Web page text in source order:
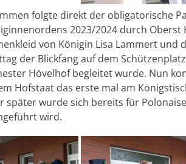
folgte direkt der obligatorische
2023/2024 durch Oberst
von Königin Lisa Lammert
der Blickfang auf dem
Hövelhof begleitet wurde. Nun
Hofstaat das erste mal am
später wurde sich bereits für
wird.